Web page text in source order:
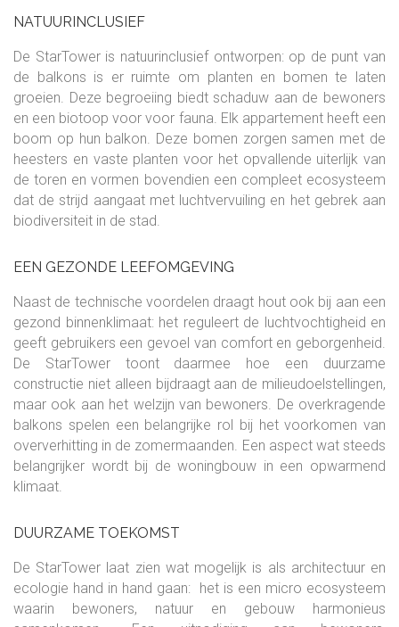
NATUURINCLUSIEF
De StarTower is natuurinclusief ontworpen: op de punt van
de balkons is er ruimte om planten en bomen te laten
groeien. Deze begroeiing biedt schaduw aan de bewoners
en een biotoop voor voor fauna. Elk appartement heeft een
boom op hun balkon. Deze bomen zorgen samen met de
heesters en vaste planten voor het opvallende uiterlijk van
de toren en vormen bovendien een compleet ecosysteem
dat de strijd aangaat met luchtvervuiling en het gebrek aan
biodiversiteit in de stad.
EEN GEZONDE LEEFOMGEVING
Naast de technische voordelen draagt hout ook bij aan een
gezond binnenklimaat: het reguleert de luchtvochtigheid en
geeft gebruikers een gevoel van comfort en geborgenheid.
De StarTower toont daarmee hoe een duurzame
constructie niet alleen bijdraagt aan de milieudoelstellingen,
maar ook aan het welzijn van bewoners. De overkragende
balkons spelen een belangrijke rol bij het voorkomen van
oververhitting in de zomermaanden. Een aspect wat steeds
belangrijker wordt bij de woningbouw in een opwarmend
klimaat.
DUURZAME TOEKOMST
De StarTower laat zien wat mogelijk is als architectuur en
ecologie hand in hand gaan: het is een micro ecosysteem
waarin bewoners, natuur en gebouw harmonieus